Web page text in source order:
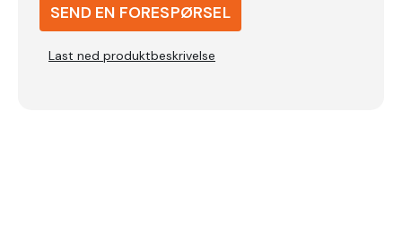
SEND EN FORESPØRSEL
Last ned produktbeskrivelse